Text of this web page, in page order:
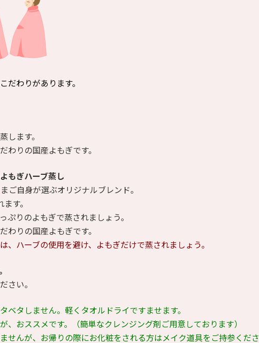
だわりがあります。
します。
わりの国産よもぎです。
もぎハーブ蒸し
ご自身が選ぶオリジナルブレンド。
す。
ぷりのよもぎで蒸されましょう。
わりの国産よもぎです。
、ハーブの使用を避け、よもぎだけで蒸されましょう。
さい。
ベタしません。軽くタオルドライですませます。
、おススメです。（簡単なクレンジング剤ご用意しております）
せんが、お帰りの際にお化粧をされる方はメイク道具をご持参くださ